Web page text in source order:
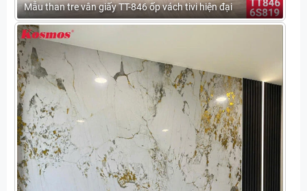
Mẫu than tre vân giấy TT-846 ốp vách tivi hiện đại